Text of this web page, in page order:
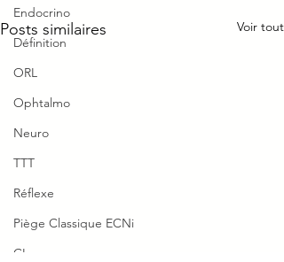
Endocrino
Définition
ORL
Ophtalmo
Neuro
TTT
Réflexe
Piège Classique ECNi
CI
Posts similaires Voir tout